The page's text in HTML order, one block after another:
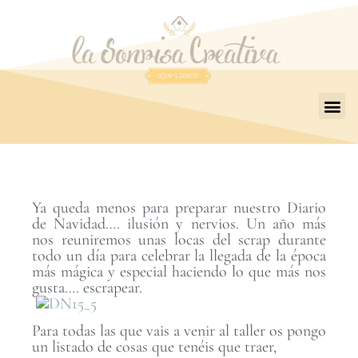
Ya queda menos para preparar nuestro Diario
de Navidad…. ilusión y nervios. Un año más
nos reuniremos unas locas del scrap durante
todo un día para celebrar la llegada de la época
más mágica y especial haciendo lo que más nos
gusta…. escrapear.
Para todas las que vais a venir al taller os pongo
un listado de cosas que tenéis que traer,